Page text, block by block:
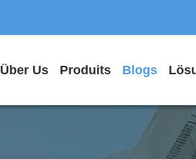
Über Us Produits Blogs